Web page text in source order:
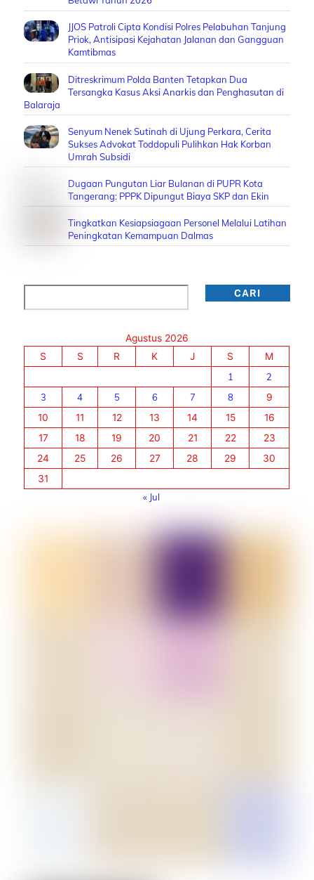
JJOS Patroli Cipta Kondisi Polres Pelabuhan Tanjung
Priok, Antisipasi Kejahatan Jalanan dan Gangguan
Kamtibmas
Ditreskrimum Polda Banten Tetapkan Dua
Tersangka Kasus Aksi Anarkis dan Penghasutan di
Balaraja
Senyum Nenek Sutinah di Ujung Perkara, Cerita
Sukses Advokat Toddopuli Pulihkan Hak Korban
Umrah Subsidi
Dugaan Pungutan Liar Bulanan di PUPR Kota
Tangerang: PPPK Dipungut Biaya SKP dan Ekin
Tingkatkan Kesiapsiagaan Personel Melalui Latihan
Peningkatan Kemampuan Dalmas
CARI
Agustus 2026
S
S R K J S
M
1
2
3
4 5 6 7 8
9
10
11 12 13 14 15
16
17
18 19 20 21 22
23
24
25 26 27 28 29
30
31
« Jul